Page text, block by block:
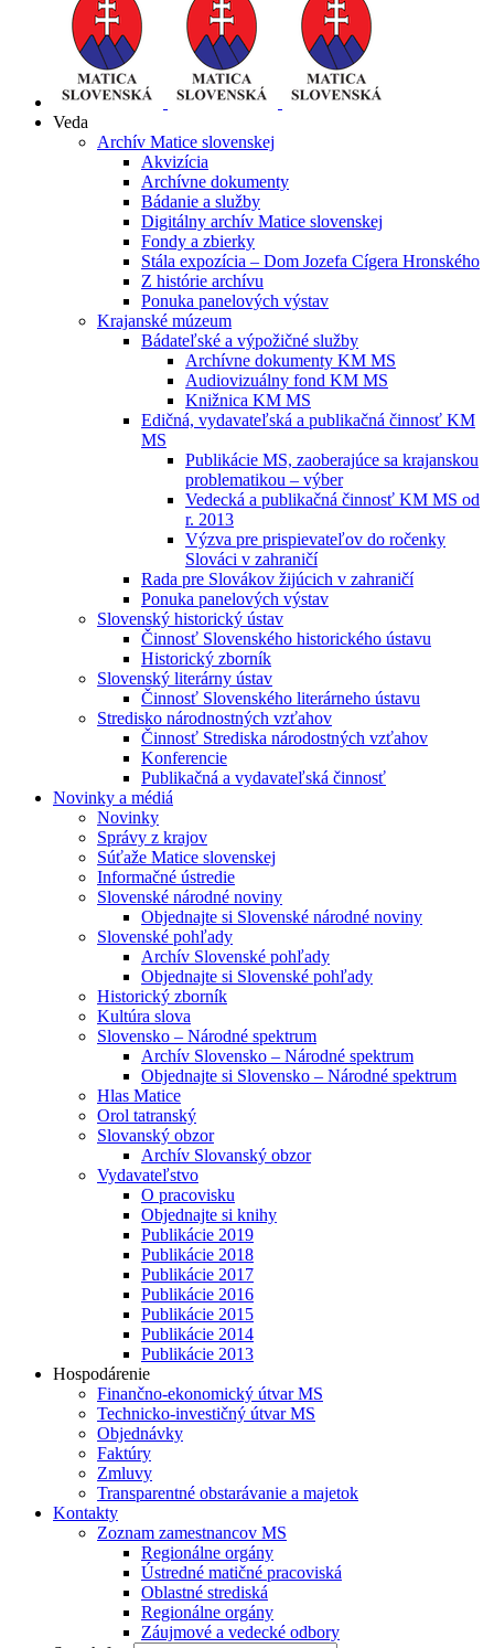
Veda
Archív Matice slovenskej
Akvizícia
Archívne dokumenty
Bádanie a služby
Digitálny archív Matice slovenskej
Fondy a zbierky
Stála expozícia – Dom Jozefa Cígera Hronského
Z histórie archívu
Ponuka panelových výstav
Krajanské múzeum
Bádateľské a výpožičné služby
Archívne dokumenty KM MS
Audiovizuálny fond KM MS
Knižnica KM MS
Edičná, vydavateľská a publikačná činnosť KM
MS
Publikácie MS, zaoberajúce sa krajanskou
problematikou – výber
Vedecká a publikačná činnosť KM MS od
r. 2013
Výzva pre prispievateľov do ročenky
Slováci v zahraničí
Rada pre Slovákov žijúcich v zahraničí
Ponuka panelových výstav
Slovenský historický ústav
Činnosť Slovenského historického ústavu
Historický zborník
Slovenský literárny ústav
Činnosť Slovenského literárneho ústavu
Stredisko národnostných vzťahov
Činnosť Strediska národostných vzťahov
Konferencie
Publikačná a vydavateľská činnosť
Novinky a médiá
Novinky
Správy z krajov
Súťaže Matice slovenskej
Informačné ústredie
Slovenské národné noviny
Objednajte si Slovenské národné noviny
Slovenské pohľady
Archív Slovenské pohľady
Objednajte si Slovenské pohľady
Historický zborník
Kultúra slova
Slovensko – Národné spektrum
Archív Slovensko – Národné spektrum
Objednajte si Slovensko – Národné spektrum
Hlas Matice
Orol tatranský
Slovanský obzor
Archív Slovanský obzor
Vydavateľstvo
O pracovisku
Objednajte si knihy
Publikácie 2019
Publikácie 2018
Publikácie 2017
Publikácie 2016
Publikácie 2015
Publikácie 2014
Publikácie 2013
Hospodárenie
Finančno-ekonomický útvar MS
Technicko-investičný útvar MS
Objednávky
Faktúry
Zmluvy
Transparentné obstarávanie a majetok
Kontakty
Zoznam zamestnancov MS
Regionálne orgány
Ústredné matičné pracoviská
Oblastné strediská
Regionálne orgány
Záujmové a vedecké odbory